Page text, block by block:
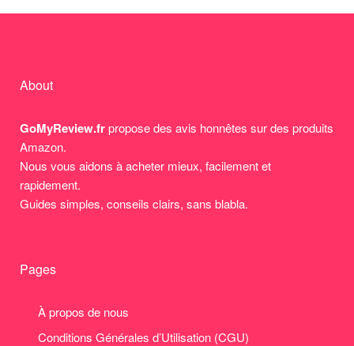
About
GoMyReview.frpropose des avis honnêtes sur des produits
Amazon.
Nous vous aidons à acheter mieux, facilement et
rapidement.
Guides simples, conseils clairs, sans blabla.
Pages
À propos de nous
Conditions Générales d’Utilisation (CGU)